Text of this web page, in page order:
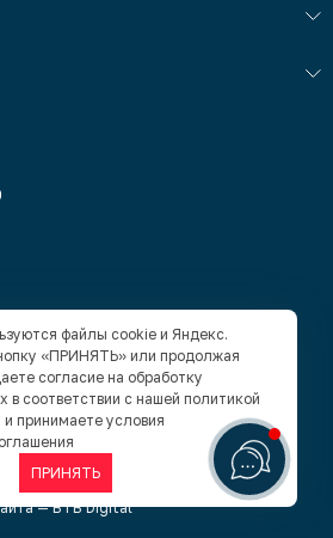
— мебель в Барнауле под заказ
—BTB Digital
файлы cookie и Яндекс.
«ПРИНЯТЬ» или продолжая
согласие на обработку
в соответствии с нашей политикой
и принимаете условия
ПРИНЯТЬ